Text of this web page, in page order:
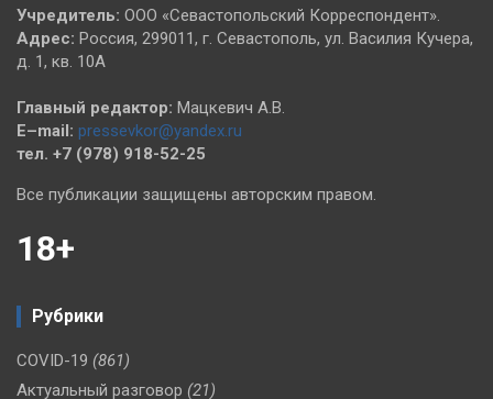
Учредитель: ООО «Севастопольский Корреспондент».
Адрес: Россия, 299011, г. Севастополь, ул. Василия Кучера,
д. 1, кв. 10А
Главный редактор: Мацкевич А.В.
E–mail: pressevkor@yandex.ru
тел. +7 (978) 918-52-25
Все публикации защищены авторским правом.
18+
Рубрики
COVID-19 (861)
Актуальный разговор (21)